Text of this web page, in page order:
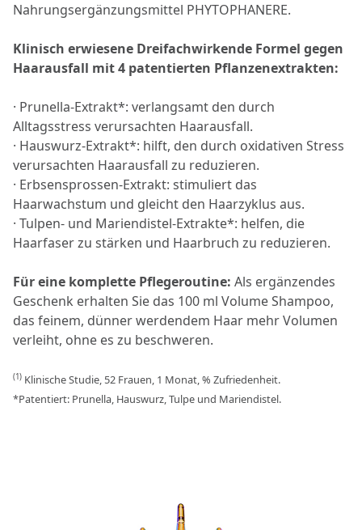
Nahrungsergänzungsmittel PHYTOPHANERE.
Klinisch erwiesene Dreifachwirkende Formel gegen
Haarausfall mit 4 patentierten Pflanzenextrakten:
· Prunella-Extrakt*: verlangsamt den durch
Alltagsstress verursachten Haarausfall.
· Hauswurz-Extrakt*: hilft, den durch oxidativen Stress
verursachten Haarausfall zu reduzieren.
· Erbsensprossen-Extrakt: stimuliert das
Haarwachstum und gleicht den Haarzyklus aus.
· Tulpen- und Mariendistel-Extrakte*: helfen, die
Haarfaser zu stärken und Haarbruch zu reduzieren.
Für eine komplette Pflegeroutine: Als ergänzendes
Geschenk erhalten Sie das 100 ml Volume Shampoo,
das feinem, dünner werdendem Haar mehr Volumen
verleiht, ohne es zu beschweren.
(1) Klinische Studie, 52 Frauen, 1 Monat, % Zufriedenheit.
*Patentiert: Prunella, Hauswurz, Tulpe und Mariendistel.